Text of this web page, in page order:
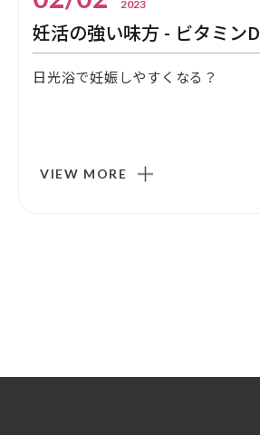
2023
妊活の強い味方 - ビタミンD
日光浴で妊娠しやすくなる？
VIEW MORE